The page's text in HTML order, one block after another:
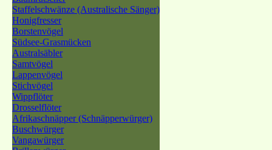
Staffelschwänze (Australische Sänger)
Honigfresser
Borstenvögel
Südsee-Grasmücken
Australsäbler
Samtvögel
Lappenvögel
Stichvögel
Wippflöter
Drosselflöter
Afrikaschnäpper (Schnäpperwürger)
Buschwürger
Vangawürger